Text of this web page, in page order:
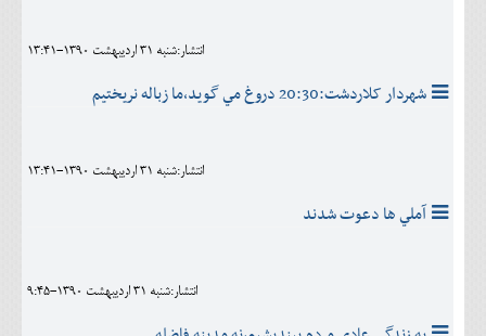
انتشار:شنبه 31 ارديبهشت 1390-13:41
شهردار کلاردشت:20:30 دروغ مي گويد،ما زباله نريختيم
انتشار:شنبه 31 ارديبهشت 1390-13:41
آملي ها دعوت شدند
انتشار:شنبه 31 ارديبهشت 1390-9:45